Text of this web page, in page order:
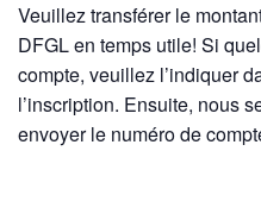
Veuillez transférer le
DFGL en temps utile! Si
compte, veuillez l’indiquer
l’inscription. Ensuite, nous
envoyer le numéro de